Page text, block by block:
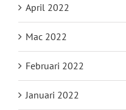
April 2022
Mac 2022
Februari 2022
Januari 2022